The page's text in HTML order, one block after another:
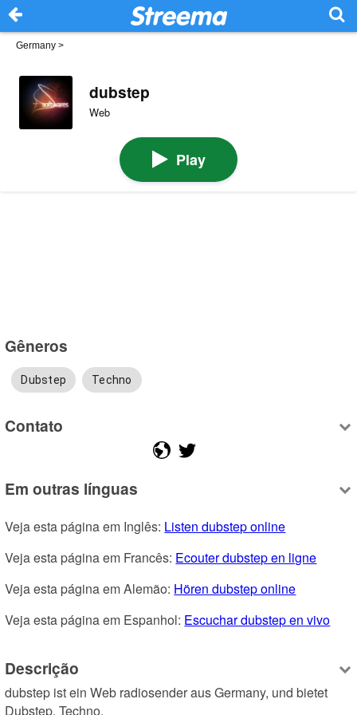
Germany >
dubstep
Web
Play
Gêneros
Dubstep Techno
Contato
Em outras línguas
Veja esta página em Inglês: Listen dubstep online
Veja esta página em Francês: Ecouter dubstep en ligne
Veja esta página em Alemão: Hören dubstep online
Veja esta página em Espanhol: Escuchar dubstep en vivo
Descrição
dubstep ist ein Web radiosender aus Germany, und bietet
Dubstep, Techno.